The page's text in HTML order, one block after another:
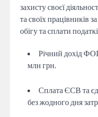
захисту своєї
та своїх працівників
обігу та сплати
Річний дохід
млн грн.
Сплата ЄСВ та
без жодного дня